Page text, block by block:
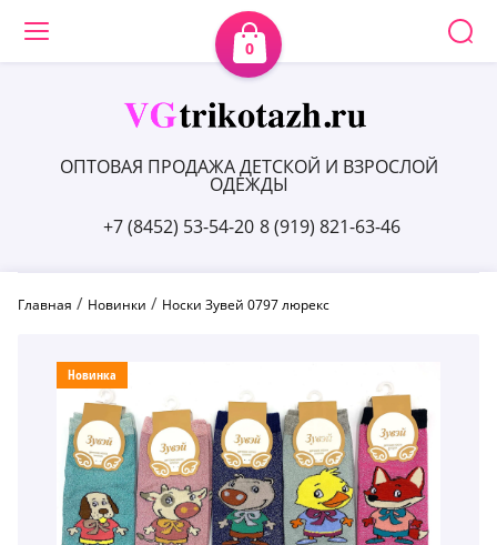
0
+7 (8452) 53-54-20 8 (919) 821-63-46
ОПТОВАЯ ПРОДАЖА ДЕТСКОЙ И ВЗРОСЛОЙ
ОДЕЖДЫ
Главная / Новинки / Носки Зувей 0797 люрекс
Новинка